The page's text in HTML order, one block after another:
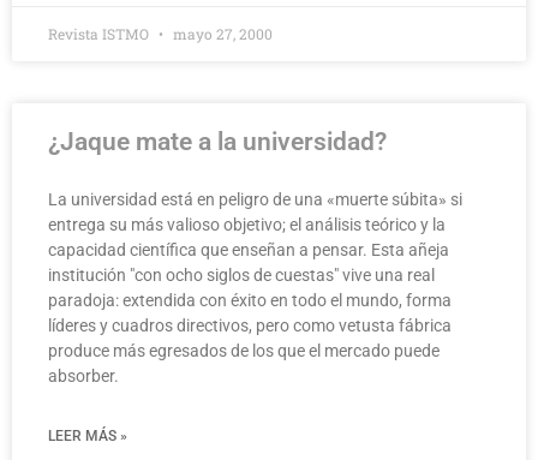
Revista ISTMO mayo 27, 2000
¿Jaque mate a la universidad?
La universidad está en peligro de una «muerte súbita» si
entrega su más valioso objetivo; el análisis teórico y la
capacidad científica que enseñan a pensar. Esta añeja
institución "con ocho siglos de cuestas" vive una real
paradoja: extendida con éxito en todo el mundo, forma
líderes y cuadros directivos, pero como vetusta fábrica
produce más egresados de los que el mercado puede
absorber.
LEER MÁS »